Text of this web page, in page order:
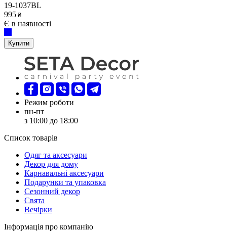
19-1037BL
995 ₴
Є в наявності
Купити
Режим роботи
пн-пт
з 10:00 до 18:00
Список товарів
Oдяг та аксесуари
Декор для дому
Карнавальні аксесуари
Подарунки та упаковка
Сезонний декор
Свята
Вечірки
Інформація про компанію